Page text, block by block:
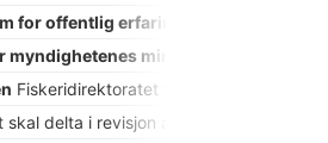
for offentlig erfaringsdeling
minstekrav
Fiskeridirektoratet vil arbeide for (1) å
delta i revisjon av den tekniske